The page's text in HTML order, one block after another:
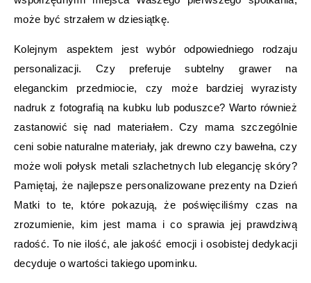
może być strzałem w dziesiątkę.
Kolejnym aspektem jest wybór odpowiedniego rodzaju
personalizacji. Czy preferuje subtelny grawer na
eleganckim przedmiocie, czy może bardziej wyrazisty
nadruk z fotografią na kubku lub poduszce? Warto również
zastanowić się nad materiałem. Czy mama szczególnie
ceni sobie naturalne materiały, jak drewno czy bawełna, czy
może woli połysk metali szlachetnych lub elegancję skóry?
Pamiętaj, że najlepsze personalizowane prezenty na Dzień
Matki to te, które pokazują, że poświęciliśmy czas na
zrozumienie, kim jest mama i co sprawia jej prawdziwą
radość. To nie ilość, ale jakość emocji i osobistej dedykacji
decyduje o wartości takiego upominku.